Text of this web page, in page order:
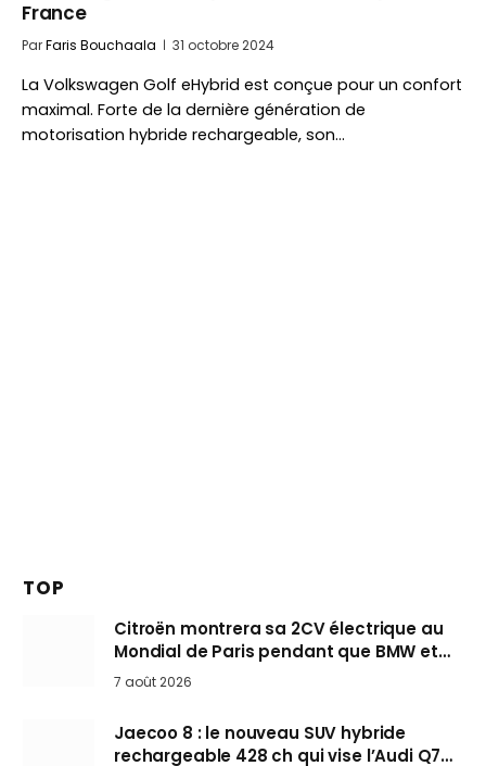
France
ParFaris Bouchaala 31 octobre 2024
La Volkswagen Golf eHybrid est conçue pour un confort
maximal. Forte de la dernière génération de
motorisation hybride rechargeable, son…
TOP
Citroën montrera sa 2CV électrique au
Mondial de Paris pendant que BMW et
Mini désertent le salon
7 août 2026
Jaecoo 8 : le nouveau SUV hybride
rechargeable 428 ch qui vise l’Audi Q7